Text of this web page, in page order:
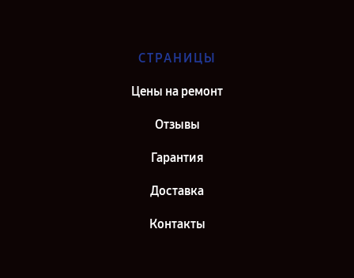
СТРАНИЦЫ
Цены на ремонт
Отзывы
Гарантия
Доставка
Контакты